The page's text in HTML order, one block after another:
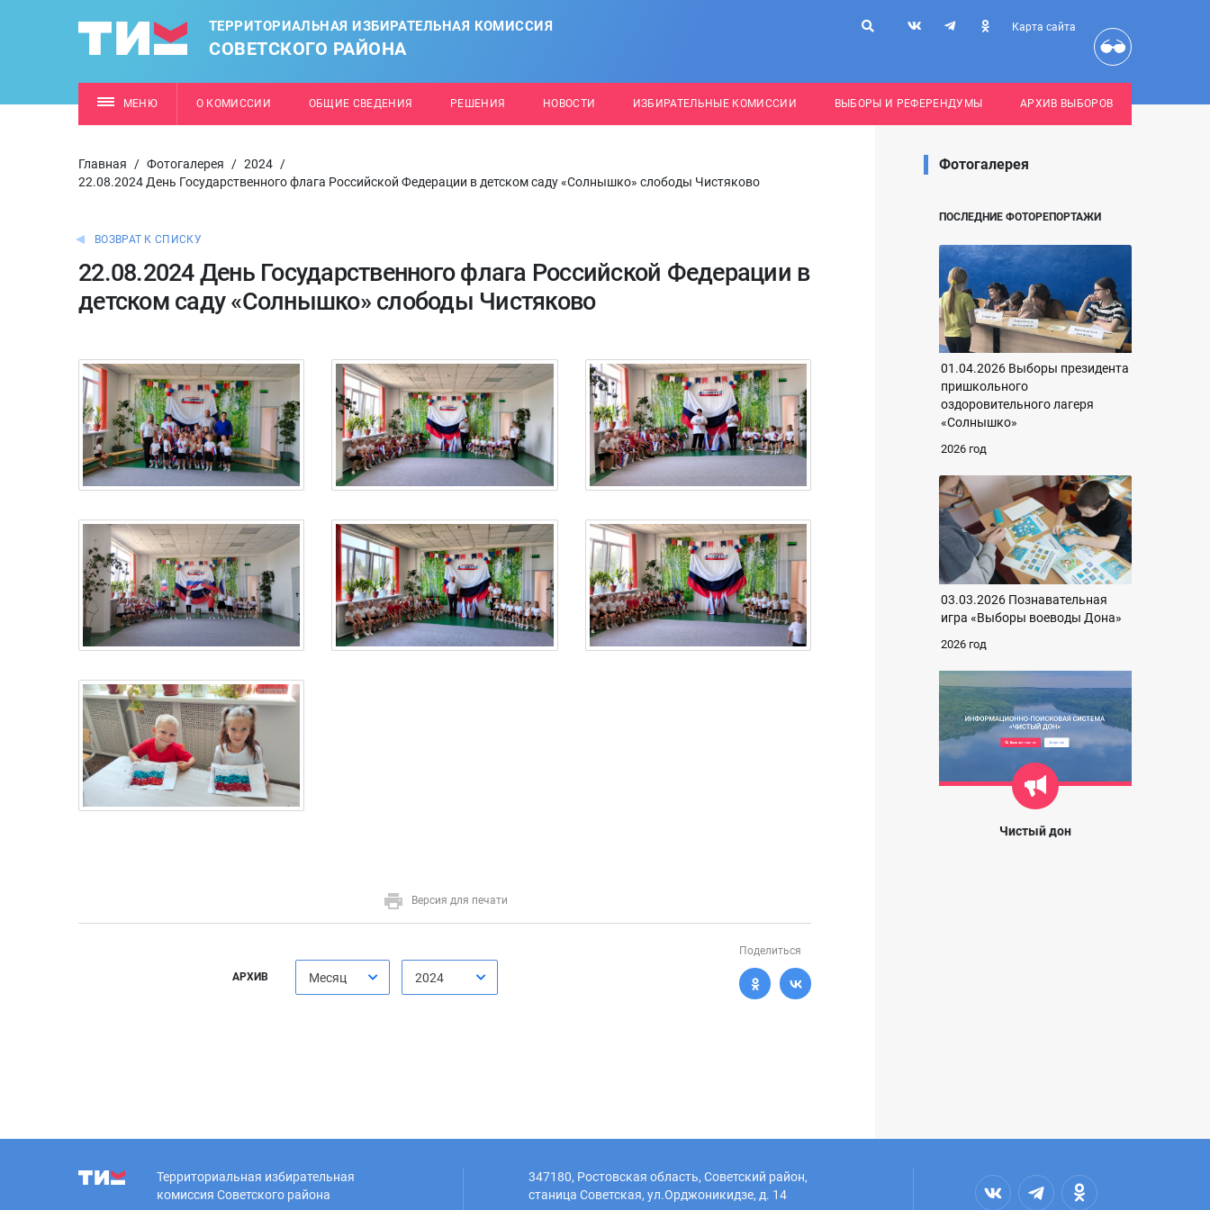
ТЕРРИТОРИАЛЬНАЯ ИЗБИРАТЕЛЬНАЯ КОМИССИЯ
СОВЕТСКОГО РАЙОНА
Карта сайта
МЕНЮ О КОМИССИИ ОБЩИЕ СВЕДЕНИЯ РЕШЕНИЯ НОВОСТИ ИЗБИРАТЕЛЬНЫЕ КОМИССИИ ВЫБОРЫ И РЕФЕРЕНДУМЫ АРХИВ ВЫБОРОВ
Главная / Фотогалерея / 2024 /
22.08.2024 День Государственного флага Российской Федерации в детском саду «Солнышко» слободы Чистяково
ВОЗВРАТ К СПИСКУ
22.08.2024 День Государственного флага Российской Федерации в
детском саду «Солнышко» слободы Чистяково
Версия для печати
АРХИВ Месяц 2024
Поделиться
Фотогалерея
ПОСЛЕДНИЕ ФОТОРЕПОРТАЖИ
01.04.2026 Выборы президента
пришкольного
оздоровительного лагеря
«Солнышко»
2026 год
03.03.2026 Познавательная
игра «Выборы воеводы Дона»
2026 год
Чистый дон
Территориальная избирательная
комиссия Советского района
347180, Ростовская область, Советский район,
станица Советская, ул.Орджоникидзе, д. 14